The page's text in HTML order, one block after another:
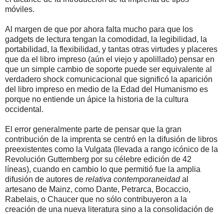
móviles.
Al margen de que por ahora falta mucho para que los
gadgets de lectura tengan la comodidad, la legibilidad, la
portabilidad, la flexibilidad, y tantas otras virtudes y placeres
que da el libro impreso (aún el viejo y apolillado) pensar en
que un simple cambio de soporte puede ser equivalente al
verdadero shock comunicacional que significó la aparición
del libro impreso en medio de la Edad del Humanismo es
porque no entiende un ápice la historia de la cultura
occidental.
El error generalmente parte de pensar que la gran
contribución de la imprenta se centró en la difusión de libros
preexistentes como la Vulgata (llevada a rango icónico de la
Revolución Guttemberg por su célebre edición de 42
líneas), cuando en cambio lo que permitió fue la amplia
difusión de autores de relativa contemporaneidadal
artesano de Mainz, como Dante, Petrarca, Bocaccio,
Rabelais, o Chaucer que no sólo contribuyeron a la
creación de una nueva literatura sino a la consolidación de